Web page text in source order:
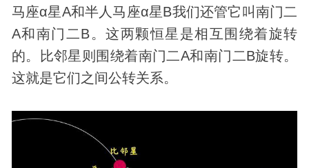
马座α星A和半人马座α星B我们还管它叫南门二
A和南门二B。这两颗恒星是相互围绕着旋转
的。比邻星则围绕着南门二A和南门二B旋转。
这就是它们之间公转关系。